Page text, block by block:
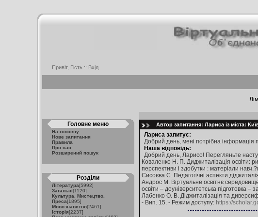
Привіт, Гість :: Вхід
Головне меню
На головну
Нове запитання
Правила
Про нас
Розширений пошук
Розділи
Література[5992]
Загальні[1120]
Культура. Мистецтво.
Преса[1895]
Мовознавство[2461]
Історія[2237]
Автор запитання: Лариса із міста:
Лариса запитує:
Добрий день, мені потрібна інформація
Наша відповідь:
Добрий день, Ларисо! Перегляньте
Коваленко Н. П. Диджиталізація освіти:
перспективи і здобутки : матеріали
Сисоєва С. Педагогічні аспекти
Андрос М. Віртуальне освітнє
освіти – доуніверситетська підготовка
Лабенко О. В. Діджиталізація та
- Вип. 15. - Режим доступу: https://